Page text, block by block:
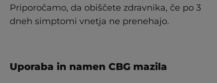
Priporočamo, da obiščete zdravnika, če po 3
dneh simptomi vnetja ne prenehajo.
Uporaba in namen CBG mazila